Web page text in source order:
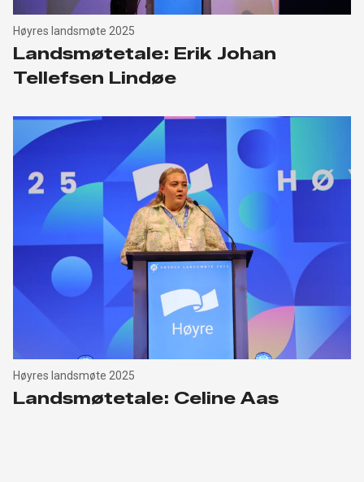
Høyres landsmøte 2025
Landsmøtetale: Erik Johan
Tellefsen Lindøe
Høyres landsmøte 2025
Landsmøtetale: Celine Aas